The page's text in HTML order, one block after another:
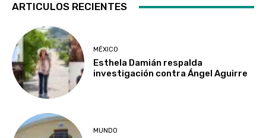
ARTICULOS RECIENTES
MÉXICO
Esthela Damián respalda
investigación contra Ángel Aguirre
MUNDO